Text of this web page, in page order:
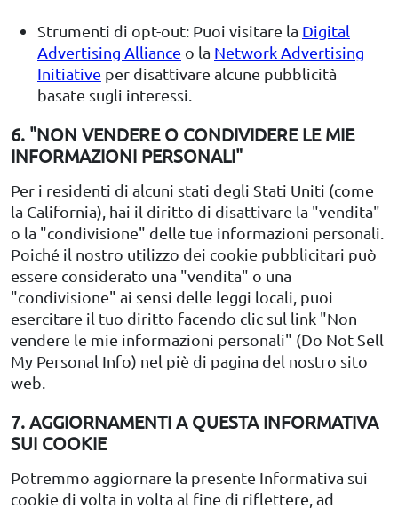
Strumenti di opt-out: Puoi visitare la Digital
Advertising Alliance o la Network Advertising
Initiative per disattivare alcune pubblicità
basate sugli interessi.
6. "NON VENDERE O CONDIVIDERE LE MIE
INFORMAZIONI PERSONALI"
Per i residenti di alcuni stati degli Stati Uniti (come
la California), hai il diritto di disattivare la "vendita"
o la "condivisione" delle tue informazioni personali.
Poiché il nostro utilizzo dei cookie pubblicitari può
essere considerato una "vendita" o una
"condivisione" ai sensi delle leggi locali, puoi
esercitare il tuo diritto facendo clic sul link "Non
vendere le mie informazioni personali" (Do Not Sell
My Personal Info) nel piè di pagina del nostro sito
web.
7. AGGIORNAMENTI A QUESTA INFORMATIVA
SUI COOKIE
Potremmo aggiornare la presente Informativa sui
cookie di volta in volta al fine di riflettere, ad